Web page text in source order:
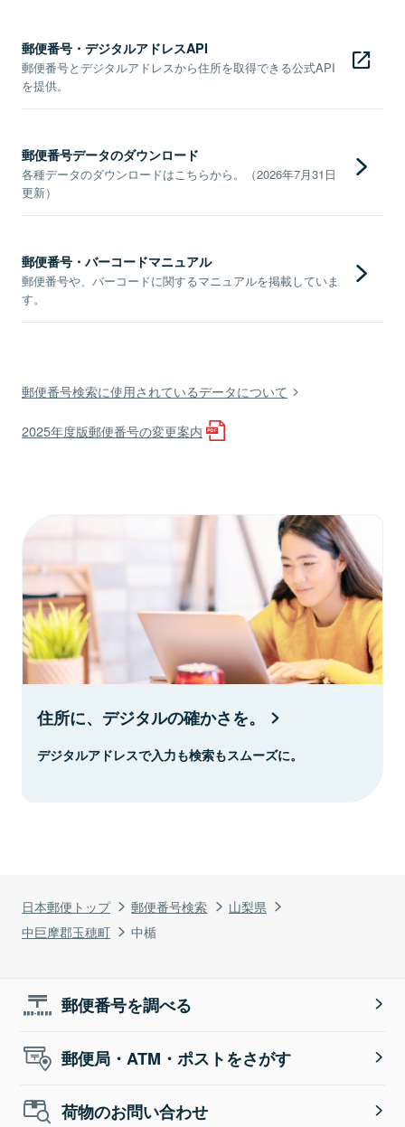
日本郵便トップ 郵便番号検索
山梨県
中巨摩郡玉穂町
中楯
郵便番号・デジタルアドレスAPI
郵便番号とデジタルアドレスから住所を取得できる公式API
を提供。
郵便番号データのダウンロード
各種データのダウンロードはこちらから。（2026年7月31日
更新）
郵便番号・バーコードマニュアル
郵便番号や、バーコードに関するマニュアルを掲載していま
す。
郵便番号検索に使用されているデータについて
2025年度版郵便番号の変更案内
住所に、デジタルの確かさを。
デジタルアドレスで入力も検索もスムーズに。
郵便番号を調べる
郵便局・ATM・ポストをさがす
荷物のお問い合わせ